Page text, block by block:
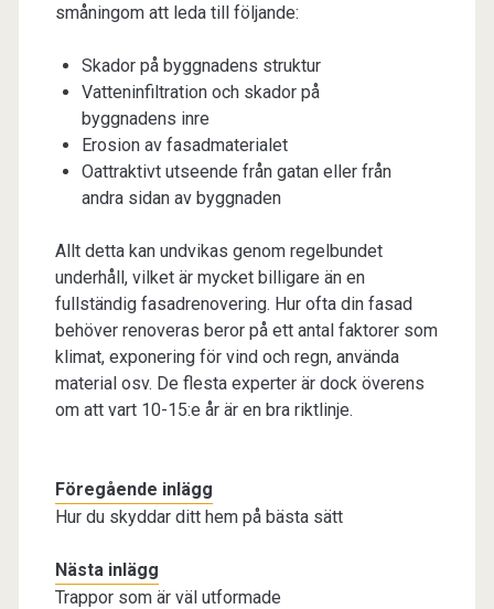
småningom att leda till följande:
Skador på byggnadens struktur
Vatteninfiltration och skador på
byggnadens inre
Erosion av fasadmaterialet
Oattraktivt utseende från gatan eller från
andra sidan av byggnaden
Allt detta kan undvikas genom regelbundet
underhåll, vilket är mycket billigare än en
fullständig fasadrenovering. Hur ofta din fasad
behöver renoveras beror på ett antal faktorer som
klimat, exponering för vind och regn, använda
material osv. De flesta experter är dock överens
om att vart 10-15:e år är en bra riktlinje.
Föregående inlägg
Hur du skyddar ditt hem på bästa sätt
Nästa inlägg
Trappor som är väl utformade